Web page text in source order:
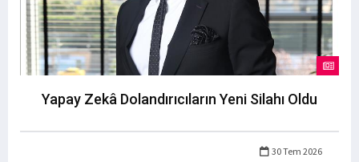
Yapay Zekâ Dolandırıcıların Yeni Silahı Oldu
30 Tem 2026